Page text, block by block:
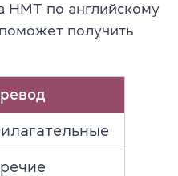
НМТ по английскому
получить